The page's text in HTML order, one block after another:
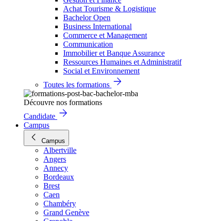
Achat Tourisme & Logistique
Bachelor Open
Business International
Commerce et Management
Communication
Immobilier et Banque Assurance
Ressources Humaines et Administratif
Social et Environnement
Toutes les formations
Découvre nos formations
Candidate
Campus
Campus
Albertville
Angers
Annecy
Bordeaux
Brest
Caen
Chambéry
Grand Genève